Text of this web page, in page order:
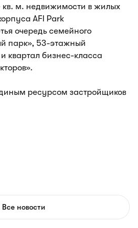
м. недвижимости в жилых
AFI Park
очередь семейного
парк», 53-этажный
квартал бизнес-класса
ресурсом застройщиков
Все новости